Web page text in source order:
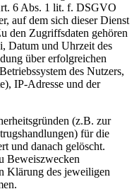
6 Abs. 1 lit. f. DSGVO
auf dem sich dieser Dienst
den Zugriffsdaten gehören
Datum und Uhrzeit des
über erfolgreichen
des Nutzers,
IP-Adresse und der
(z.B. zur
für die
und danach gelöscht.
Beweiszwecken
Klärung des jeweiligen